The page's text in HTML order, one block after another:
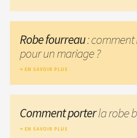
Robe fourreau: comment
pour un mariage ?
EN SAVOIR PLUS
Comment porterla robe
EN SAVOIR PLUS